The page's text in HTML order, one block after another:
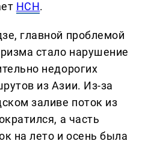
НСН.
главной проблемой
стало нарушение
недорогих
из Азии. Из-за
заливе поток из
а часть
на лето и осень была